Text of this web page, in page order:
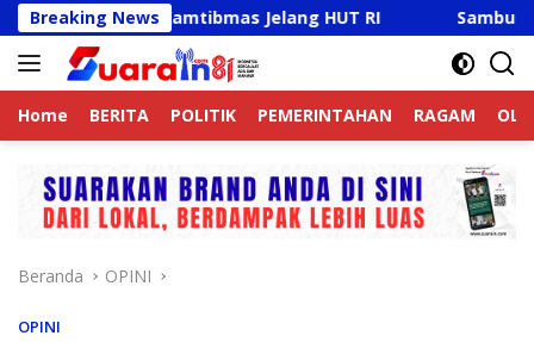
Langsung
ke
konten
Breaking News
Kamtibmas Jelang HUT RI Sambut HUT RI Ke-
Home BERITA POLITIK PEMERINTAHAN RAGAM
Beranda OPINI
OPINI